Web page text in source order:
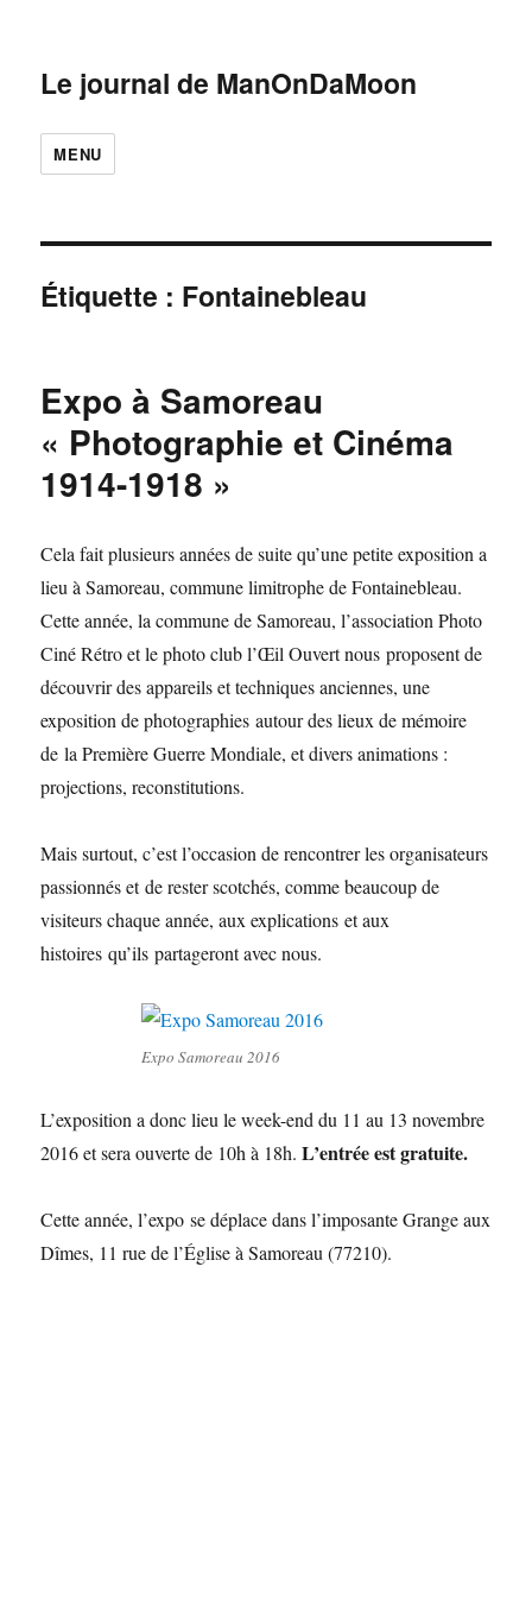
Le journal de ManOnDaMoon
MENU
Étiquette : Fontainebleau
Expo à Samoreau
« Photographie et Cinéma
1914-1918 »
Cela fait plusieurs années de suite qu’une petite exposition a
lieu à Samoreau, commune limitrophe de Fontainebleau.
Cette année, la commune de Samoreau, l’association Photo
Ciné Rétro et le photo club l’Œil Ouvert nous proposent de
découvrir des appareils et techniques anciennes, une
exposition de photographies autour des lieux de mémoire
de la Première Guerre Mondiale, et divers animations :
projections, reconstitutions.
Mais surtout, c’est l’occasion de rencontrer les organisateurs
passionnés et de rester scotchés, comme beaucoup de
visiteurs chaque année, aux explications et aux
histoires qu’ils partageront avec nous.
Expo Samoreau 2016
L’exposition a donc lieu le week-end du 11 au 13 novembre
2016 et sera ouverte de 10h à 18h.L’entrée est gratuite.
Cette année, l’expo se déplace dans l’imposante Grange aux
Dîmes, 11 rue de l’Église à Samoreau (77210).